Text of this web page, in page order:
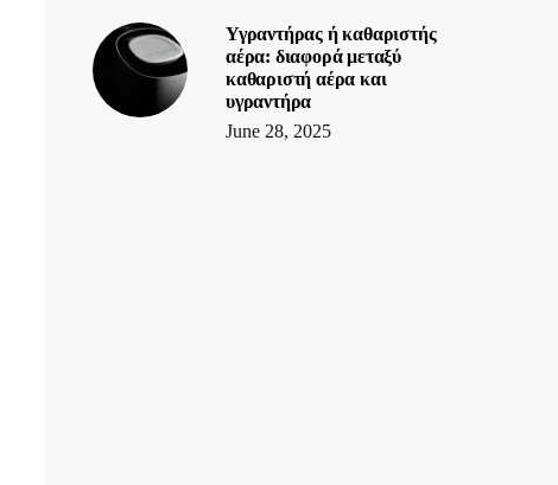
Υγραντήρας ή καθαριστής
αέρα: διαφορά μεταξύ
καθαριστή αέρα και
υγραντήρα
June 28, 2025